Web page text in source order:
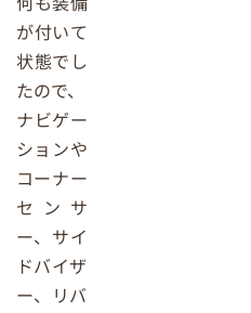
が付いて
状態でし
たので、
ナビゲー
ションや
コーナー
センサ
ー、サイ
ドバイザ
ー、リバ